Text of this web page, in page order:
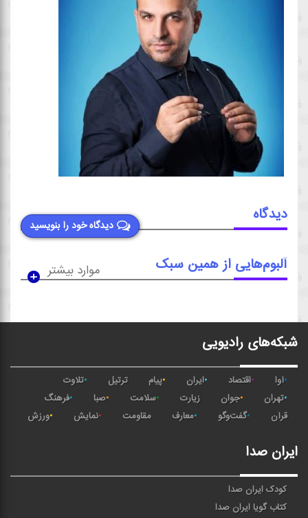
دیدگاه خود را بنویسید
دیدگاه
آلبوم‌هایی از همین سبک موارد بیشتر
شبکه‌های رادیویی
آوا اقتصاد ایران پیام ترتیل
تلاوت
تهران
جوان زیارت سلامت صبا
فرهنگ
قرآن
گفت‌وگو معارف مقاومت نمایش ورزش
ایران صدا
کودک ایران صدا
کتاب گویا ایران صدا